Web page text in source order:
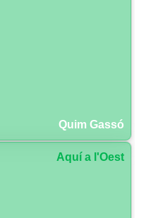
Quim Gassó
Aquí a l'Oest